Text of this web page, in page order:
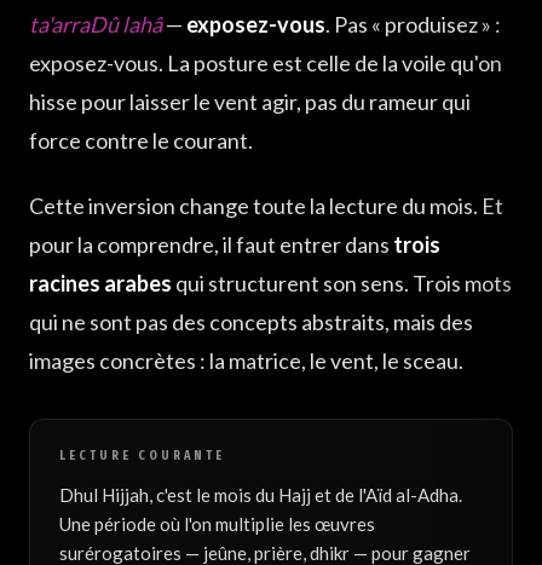
ta'arraDû lahâ— exposez-vous. Pas « produisez » :
exposez-vous. La posture est celle de la voile qu'on
hisse pour laisser le vent agir, pas du rameur qui
force contre le courant.
Cette inversion change toute la lecture du mois. Et
pour la comprendre, il faut entrer dans trois
racines arabes qui structurent son sens. Trois mots
qui ne sont pas des concepts abstraits, mais des
images concrètes : la matrice, le vent, le sceau.
LECTURE COURANTE
Dhul Hijjah, c'est le mois du Hajj et de l'Aïd al-Adha.
Une période où l'on multiplie les œuvres
surérogatoires — jeûne, prière, dhikr — pour gagner